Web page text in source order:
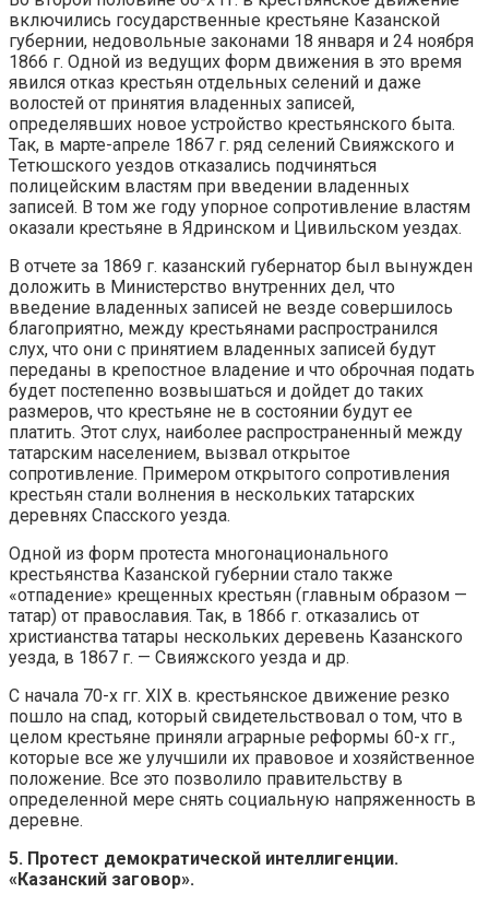
включились го­сударственные крестьяне Казанской
губернии, недовольные законами 18 января и 24 ноября
1866 г. Одной из ведущих форм движения в это время
явился отказ крестьян отдельных селений и даже
волостей от принятия владенных записей,
определявших новое устройство крестьянского быта.
Так, в марте-апреле 1867 г. ряд селений Свияжского и
Тетюшского уез­дов отказались подчиняться
полицейским властям при введении владен­ных
записей. В том же году упорное сопротивление властям
оказали крестьяне в Ядринском и Цивильском уездах.
В отчете за 1869 г. казанский губернатор был вынужден
доложить в Министерство внутренних дел, что
введение владенных записей не везде совершилось
благоприятно, между крестьянами распространился
слух, что они с принятием владенных записей будут
переданы в крепостное владение и что оброчная подать
будет постепенно возвышаться и дойдет до таких
размеров, что крестьяне не в состоянии будут ее
платить. Этот слух, наиболее распространенный между
татарским населением, вызвал открытое
сопротивление. Примером открытого сопротивления
крестьян стали волне­ния в нескольких татарских
деревнях Спасского уезда.
Одной из форм протеста многонационального
крестьянства Казанской губернии стало также
«отпадение» крещенных крестьян (главным образом —
та­тар) от православия. Так, в 1866 г. отказались от
христианства татары нескольких деревень Казанского
уезда, в 1867 г. — Свияжского уезда и др.
С начала 70-х гг. XIX в. крестьянское движение резко
пошло на спад, который свидетельствовал о том, что в
целом крестьяне приняли аграрные реформы 60-х гг.,
которые все же улучшили их правовое и хозяйственное
положение. Все это позволило правительству в
определенной мере снять социальную напряженность в
деревне.
5. Протест демократической интеллигенции.
«Казанский заговор».